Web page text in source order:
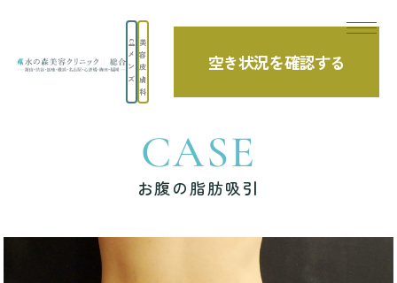
メ
ン
ズ
美
容
皮
膚
科
空き状況を確認する
TOP 症例写真 お腹の脂肪吸引
CASE
お腹の脂肪吸引